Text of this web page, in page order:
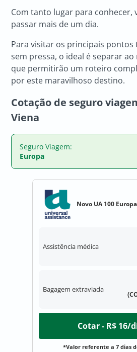
Com tanto lugar para conhecer,
passar mais de um dia.
Para visitar os principais pontos
sem pressa, o ideal é separar
que permitirão um roteiro
por este maravilhoso destino.
Cotação de seguro
Viena
Seguro Viagem:
Europa
Novo UA 100
Assistência médica
Bagagem extraviada
Cotar - R$ 16/
*Valor referente a 7 dias